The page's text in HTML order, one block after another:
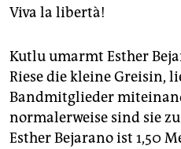
Viva la libertà!
Kutlu umarmt Esther
Riese die kleine Greisin,
Bandmitglieder
normalerweise sind sie
Esther Bejarano ist 1,50